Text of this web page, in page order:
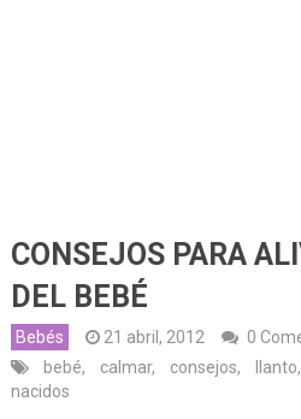
CONSEJOS PARA
DEL BEBÉ
Bebés 21 abril, 2012
0
bebé, calmar, consejos, llanto,
nacidos